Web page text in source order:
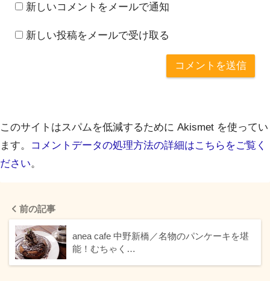
新しいコメントをメールで通知
新しい投稿をメールで受け取る
このサイトはスパムを低減するために Akismet を使ってい
ます。
コメントデータの処理方法の詳細はこちらをご覧く
ださい。
前の記事
anea cafe 中野新橋／名物のパンケーキを堪
能！むちゃく…